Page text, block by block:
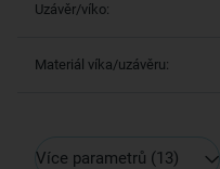
Uzávěr/víko:
Materiál víka/uzávěru:
Více parametrů (13)